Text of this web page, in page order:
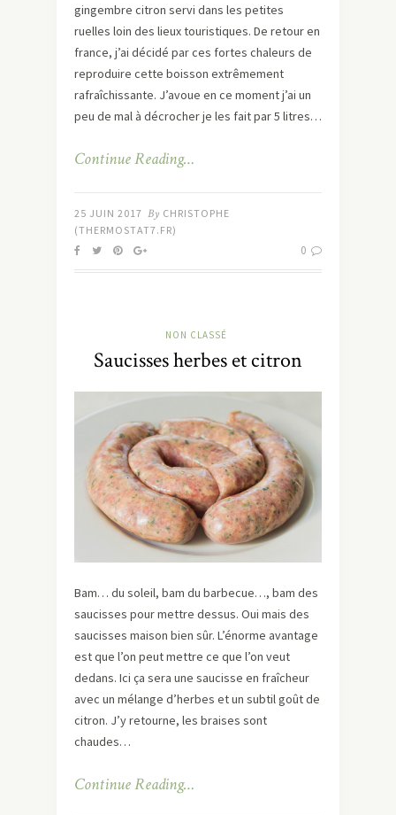
gingembre citron servi dans les petites
ruelles loin des lieux touristiques. De retour en
france, j’ai décidé par ces fortes chaleurs de
reproduire cette boisson extrêmement
rafraîchissante. J’avoue en ce moment j’ai un
peu de mal à décrocher je les fait par 5 litres…
Continue Reading…
25 JUIN 2017 By CHRISTOPHE
(THERMOSTAT7.FR)
0
NON CLASSÉ
Saucisses herbes et citron
Bam… du soleil, bam du barbecue…, bam des
saucisses pour mettre dessus. Oui mais des
saucisses maison bien sûr. L’énorme avantage
est que l’on peut mettre ce que l’on veut
dedans. Ici ça sera une saucisse en fraîcheur
avec un mélange d’herbes et un subtil goût de
citron. J’y retourne, les braises sont
chaudes…
Continue Reading…